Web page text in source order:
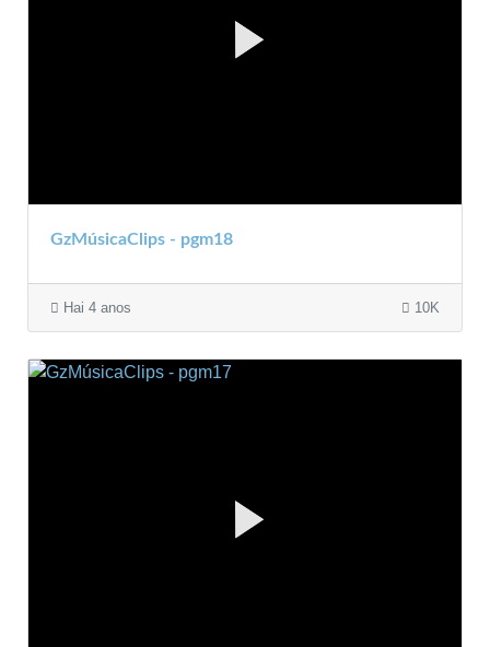
GzMúsicaClips - pgm18
Hai 4 anos 10K